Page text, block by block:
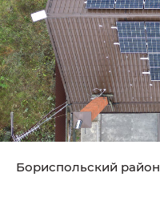
Бориспольский район